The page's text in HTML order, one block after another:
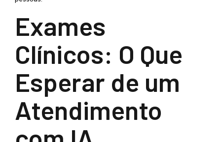
Exames
Clínicos: O Que
Esperar de um
Atendimento